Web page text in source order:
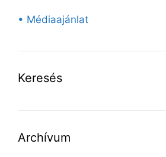
• Médiaajánlat
Keresés
Archívum